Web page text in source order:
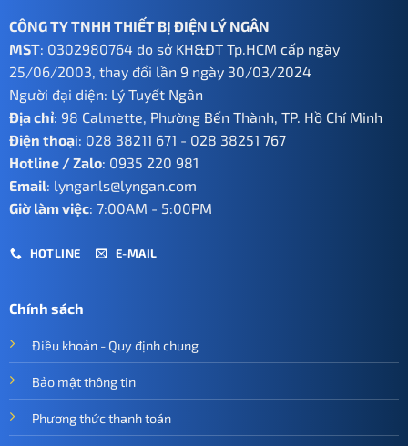
CÔNG TY TNHH THIẾT BỊ ĐIỆN LÝ NGÂN
MST: 0302980764 do sở KH&ĐT Tp.HCM cấp ngày
25/06/2003, thay đổi lần 9 ngày 30/03/2024
Người đại diện: Lý Tuyết Ngân
Địa chỉ: 98 Calmette, Phường Bến Thành, TP. Hồ Chí Minh
Điện thoại: 028 38211 671 - 028 38251 767
Hotline / Zalo: 0935 220 981
Email: lynganls@lyngan.com
Giờ làm việc: 7:00AM - 5:00PM
HOTLINE E-MAIL
Chính sách
Điều khoản - Quy định chung
Bảo mật thông tin
Phương thức thanh toán